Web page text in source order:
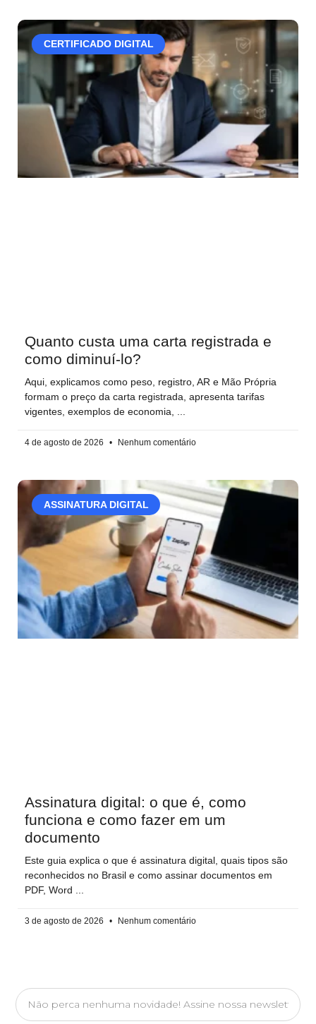
CERTIFICADO DIGITAL
Quanto custa uma carta registrada e
como diminuí-lo?
Aqui, explicamos como peso, registro, AR e Mão Própria
formam o preço da carta registrada, apresenta tarifas
vigentes, exemplos de economia,
4 de agosto de 2026 Nenhum comentário
ASSINATURA DIGITAL
Assinatura digital: o que é, como
funciona e como fazer em um
documento
Este guia explica o que é assinatura digital, quais tipos são
reconhecidos no Brasil e como assinar documentos em
PDF, Word
3 de agosto de 2026 Nenhum comentário